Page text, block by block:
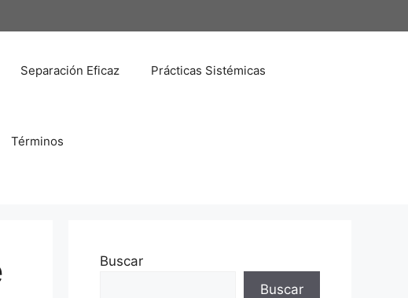
Separación Eficaz Prácticas Sistémicas
Términos
Buscar
Buscar